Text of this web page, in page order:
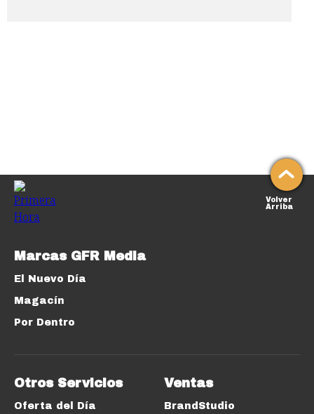
Volver
Arriba
Marcas GFR Media
El Nuevo Día
Magacín
Por Dentro
Otros Servicios
Oferta del Día
Ventas
BrandStudio